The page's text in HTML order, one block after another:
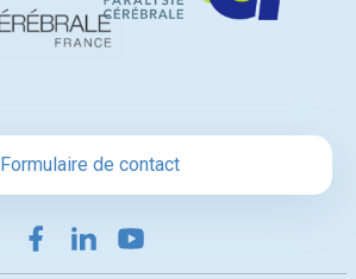
Formulaire de contact